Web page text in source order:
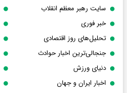
سایت رهبر معظم انقلاب
خبر فوری
تحلیل‌های روز اقتصادی
جنجالی‌ترین اخبار حوادث
دنیای ورزش
اخبار ایران و جهان